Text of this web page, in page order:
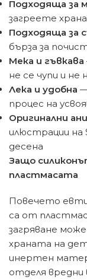
Подходяща за
загреете
Подходяща за
бърза за
Мека и гъвкава
не се чупи и
Лека и удобна
процес на
Оригинални
илюстрации на
десена
Защо
пластмасата
Повечето
са от
загряване
храната на
инертен
отделя вредни